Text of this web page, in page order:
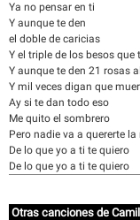
Ya no pensar en ti
Y aunque te den
el doble de caricias
Y el triple de los besos que
Y aunque te den 21 rosas
Y mil veces digan que
Ay si te dan todo eso
Me quito el sombrero
Pero nadie va a quererte la
De lo que yo a ti te quiero
De lo que yo a ti te quiero
Otras canciones de